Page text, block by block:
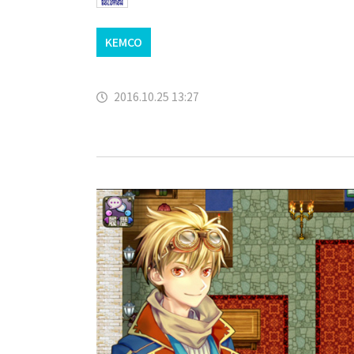
KEMCO
2016.10.25 13:27